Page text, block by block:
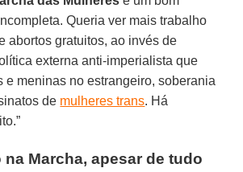
Queria ver mais trabalho
abortos gratuitos, ao invés de
externa anti-imperialista que
e meninas no estrangeiro, soberania
de mulheres trans. Há
Marcha, apesar de tudo